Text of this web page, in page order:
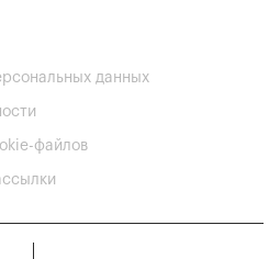
данных
файлов